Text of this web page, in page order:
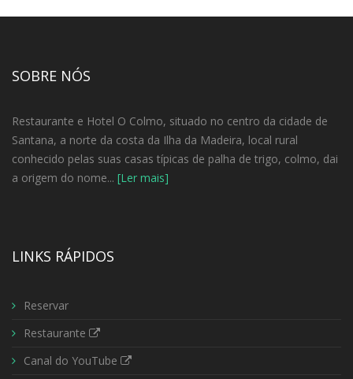
SOBRE NÓS
Restaurante e Hotel O Colmo, situado no centro da cidade de
Santana, a norte da costa da Ilha da Madeira, local rural
conhecido pelas suas casas típicas de palha de trigo, colmo, dai
a origem do nome... [Ler mais]
LINKS RÁPIDOS
Reservar
Restaurante
Canal do YouTube